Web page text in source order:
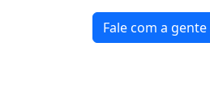
Fale com a gente